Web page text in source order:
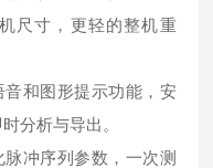
尺寸，更轻的整机重
和图形提示功能，安
分析与导出。
冲序列参数，一次测